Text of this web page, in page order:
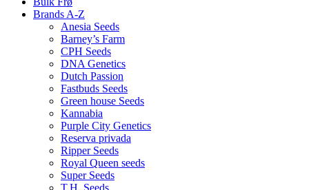
Brands A-Z
Anesia Seeds
Barney’s Farm
CPH Seeds
DNA Genetics
Dutch Passion
Fastbuds Seeds
Green house Seeds
Kannabia
Purple City Genetics
Reserva privada
Ripper Seeds
Royal Queen seeds
Super Seeds
T.H. Seeds